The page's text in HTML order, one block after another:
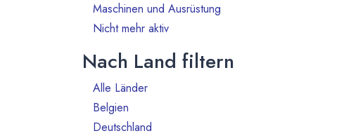
Maschinen und Ausrüstung
Nicht mehr aktiv
Nach Land filtern
Alle Länder
Belgien
Deutschland